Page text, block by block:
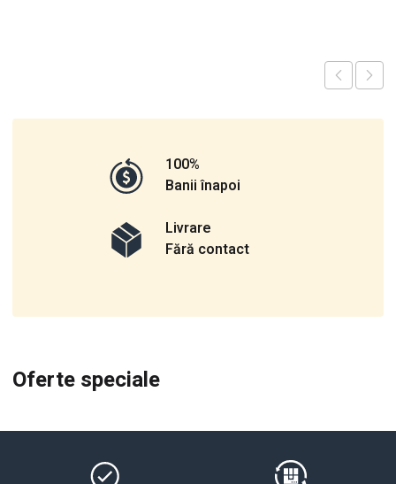
100%
Banii înapoi
Livrare
Fără contact
Oferte speciale